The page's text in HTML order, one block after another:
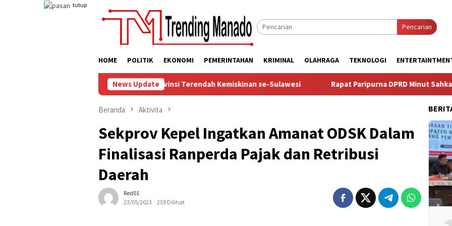
tutup
Pencarian
HOME POLITIK EKONOMI PEMERINTAHAN KRIMINAL OLAHRAGA TEKNOLOGI
News Update
Penduduk Miskin Turun, Sulut Provinsi Terendah Kemiskinan se-Sulawesi Rapat Paripurna DPRD Minut Sahkan
Beranda Aktivita
Sekprov Kepel Ingatkan Amanat ODSK Dalam
Finalisasi Ranperda Pajak dan Retribusi
Daerah
Red01
23/05/2023
259 Dilihat